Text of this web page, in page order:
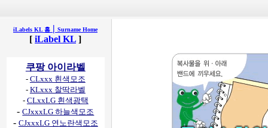
iLabels KL 홈 | Surname Home
[ iLabel KL ]
쿠팡 아이라벨
- CLxxx 흰색모조
- KLxxx 찰딱라벨
- CLxxLG 흰색광택
-CJxxxLG 하늘색모조
- CJxxxLG 연노란색모조